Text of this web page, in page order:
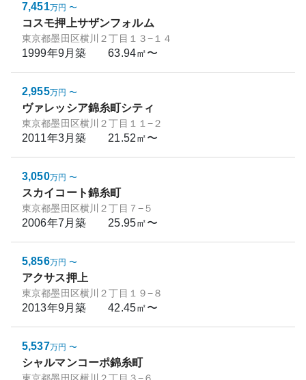
7,451万円 〜
コスモ押上サザンフォルム
東京都墨田区横川２丁目１３−１４
1999年9月築 63.94㎡〜
2,955万円 〜
ヴァレッシア錦糸町シティ
東京都墨田区横川２丁目１１−２
2011年3月築 21.52㎡〜
3,050万円 〜
スカイコート錦糸町
東京都墨田区横川２丁目７−５
2006年7月築 25.95㎡〜
5,856万円 〜
アクサス押上
東京都墨田区横川２丁目１９−８
2013年9月築 42.45㎡〜
5,537万円 〜
シャルマンコーポ錦糸町